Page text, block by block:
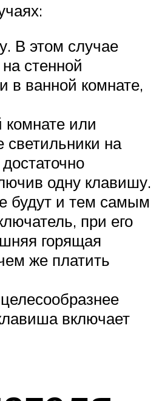
В этом случае
стенной
в ванной комнате,
или
на
одну клавишу.
будут и тем самым
при его
горящая
же платить
включает